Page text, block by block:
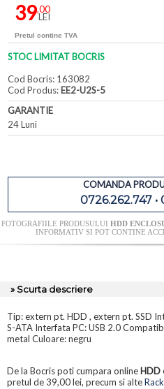
39,00
LEI
Pretul contine TVA
STOC LIMITAT BOCRIS
Cod Bocris: 163082
Cod Produs: EE2-U2S-5
GARANTIE
24 Luni
COMANDA
0726.262.747 •
FOTOGRAFIILE PRODUSULUI HDD
INFORMATIV SI POT CONTINE
» Scurta descriere
Tip: extern pt. HDD , extern pt. SSD
S-ATA Interfata PC: USB 2.0
metal Culoare: negru
De la Bocris poti cumpara online HDD
pretul de 39,00 lei, precum si alte